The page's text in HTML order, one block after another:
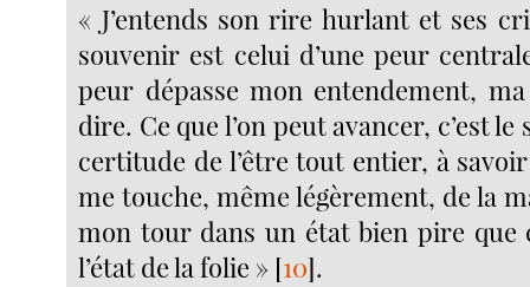
« J’entends son rire hurlant et ses
souvenir est celui d’une peur
peur dépasse mon entendement,
dire. Ce que l’on peut avancer, c’est
certitude de l’être tout entier, à
me touche, même légèrement, de la
mon tour dans un état bien pire que
l’état de la folie » [10].